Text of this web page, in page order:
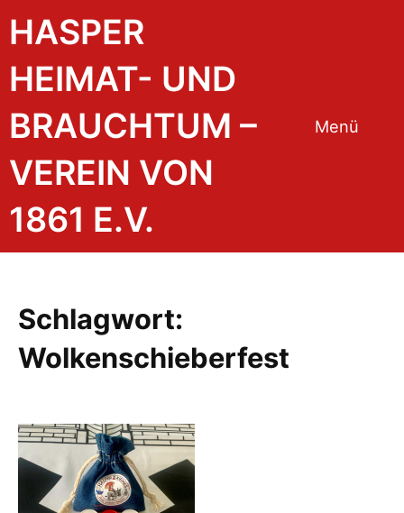
Inhalt
HASPER
HEIMAT- UND
BRAUCHTUM –
VEREIN VON
1861 E.V.
Menü
Schlagwort:
Wolkenschieberfest